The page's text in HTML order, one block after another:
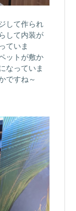
して作られ
して内装が
ていま
ットが敷か
なっていま
ですね～